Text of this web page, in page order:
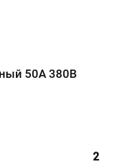
50А 380В
2